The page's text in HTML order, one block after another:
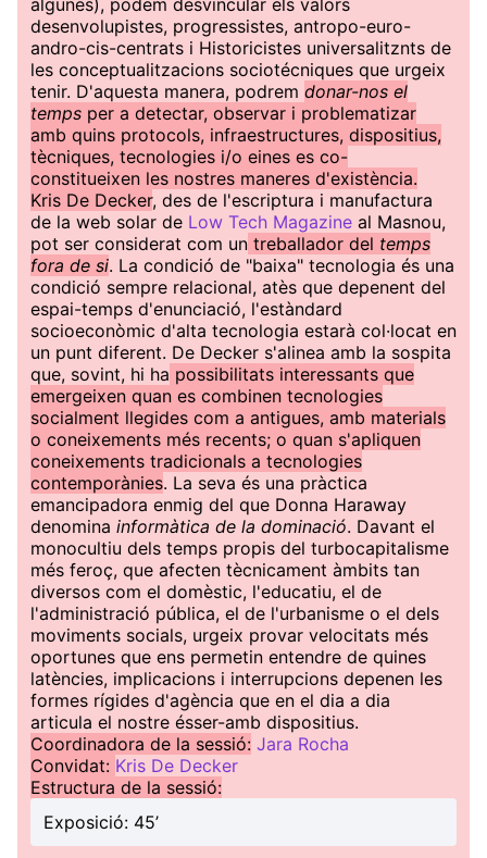
algunes), podem desvincular els valors
desenvolupistes, progressistes, antropo-euro-
andro-cis-centrats i Historicistes universalitznts de
les conceptualitzacions sociotécniques que urgeix
tenir. D'aquesta manera, podrem donar-nos el
temps per a detectar, observar i problematizar
amb quins protocols, infraestructures, dispositius,
tècniques, tecnologies i/o eines es co-
constitueixen les nostres maneres d'existència.
Kris De Decker, des de l'escriptura i manufactura
de la web solar de Low Tech Magazine al Masnou,
pot ser considerat com un treballador del temps
fora de si. La condició de "baixa" tecnologia és una
condició sempre relacional, atès que depenent del
espai-temps d'enunciació, l'estàndard
socioeconòmic d'alta tecnologia estarà col·locat en
un punt diferent. De Decker s'alinea amb la sospita
que, sovint, hi ha possibilitats interessants que
emergeixen quan es combinen tecnologies
socialment llegides com a antigues, amb materials
o coneixements més recents; o quan s'apliquen
coneixements tradicionals a tecnologies
contemporànies. La seva és una pràctica
emancipadora enmig del que Donna Haraway
denomina informàtica de la dominació. Davant el
monocultiu dels temps propis del turbocapitalisme
més feroç, que afecten tècnicament àmbits tan
diversos com el domèstic, l'educatiu, el de
l'administració pública, el de l'urbanisme o el dels
moviments socials, urgeix provar velocitats més
oportunes que ens permetin entendre de quines
latències, implicacions i interrupcions depenen les
formes rígides d'agència que en el dia a dia
articula el nostre ésser-amb dispositius.
Coordinadora de la sessió: Jara Rocha
Convidat: Kris De Decker
Estructura de la sessió:
Exposició: 45’